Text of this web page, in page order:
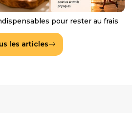
pour rester au frais
les articles